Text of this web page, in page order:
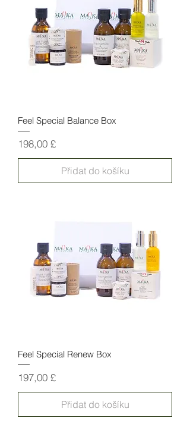
Feel Special Balance Box
Cena
198,00 £
Přidat do košíku
Feel Special Renew Box
Cena
197,00 £
Přidat do košíku